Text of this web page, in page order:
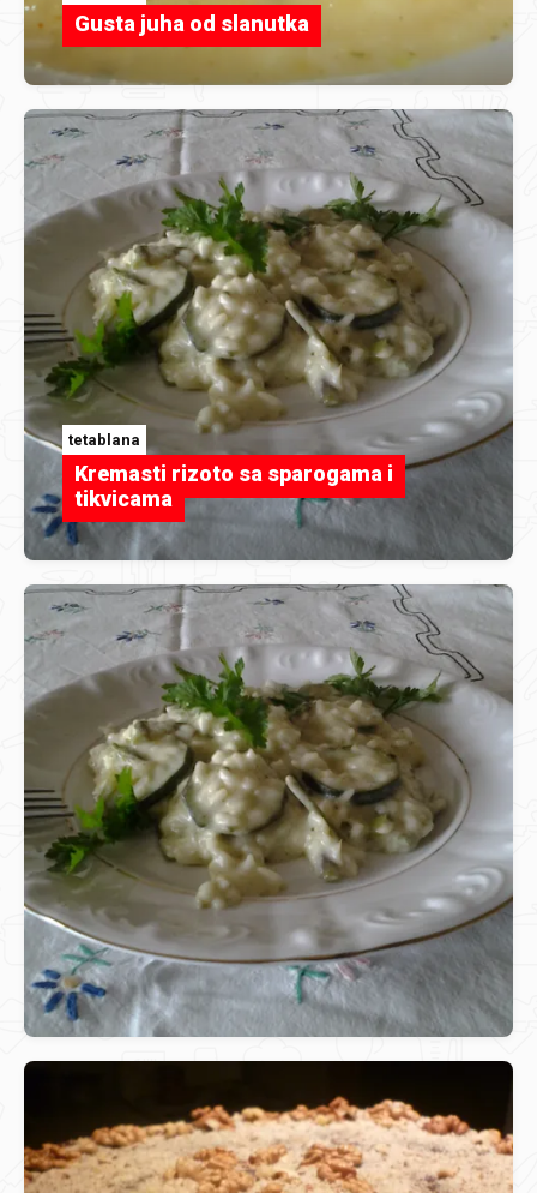
Gusta juha od slanutka
tetablana
Kremasti rizoto sa sparogama i
tikvicama